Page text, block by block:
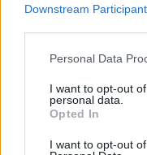
Downstream
Personal Data
I want to opt-out
personal data.
Opted In
I want to opt-out